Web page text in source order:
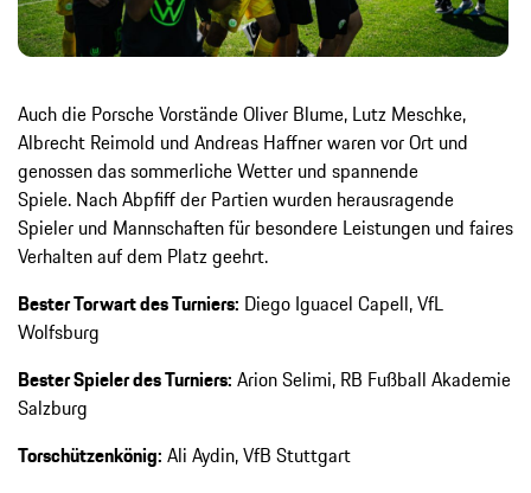
Auch die Porsche Vorstände Oliver Blume, Lutz Meschke,
Albrecht Reimold und Andreas Haffner waren vor Ort und
genossen das sommerliche Wetter und spannende
Spiele. Nach Abpfiff der Partien wurden herausragende
Spieler und Mannschaften für besondere Leistungen und faires
Verhalten auf dem Platz geehrt.
Bester Torwart des Turniers: Diego Iguacel Capell, VfL
Wolfsburg
Bester Spieler des Turniers: Arion Selimi, RB Fußball Akademie
Salzburg
Torschützenkönig: Ali Aydin, VfB Stuttgart